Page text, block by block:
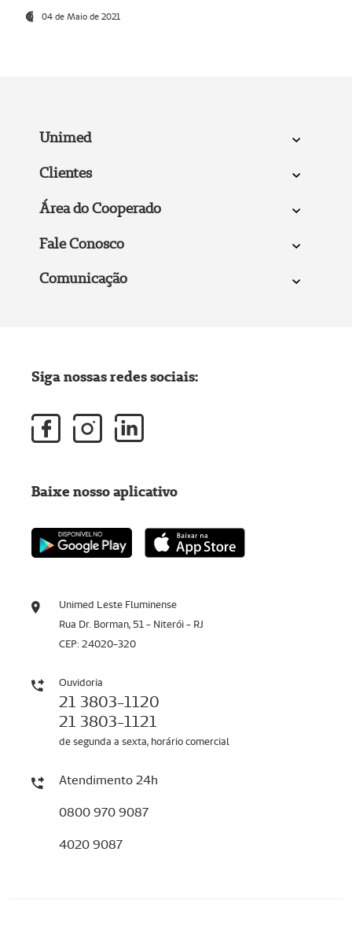
04 de Maio de 2021
Unimed
Clientes
Área do Cooperado
Fale Conosco
Comunicação
Unimed Leste Fluminense
Rua Dr. Borman, 51 - Niterói - RJ
CEP: 24020-320
Ouvidoria
21 3803-1120
21 3803-1121
de segunda a sexta, horário comercial
Atendimento 24h
0800 970 9087
4020 9087
Siga nossas redes sociais:
Baixe nosso aplicativo